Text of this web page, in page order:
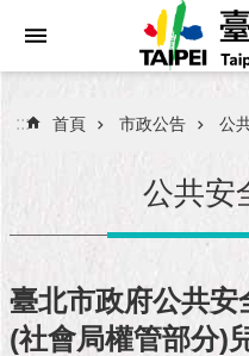
進
搜
民
服
務
::: 首頁 市政公告 公
公共安
臺北市政府公共
(社會局權管部分)